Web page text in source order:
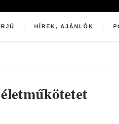
HÍREK, AJÁNLÓK